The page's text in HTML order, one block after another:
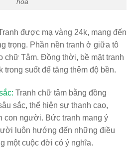
được mạ vàng 24k, mang đến
trọng. Phần nền tranh ở giữa tô
chữ Tâm. Đồng thời, bề mặt tranh
suốt để tăng thêm độ bền.
Tranh chữ tâm bằng đồng
sắc, thể hiện sự thanh cao,
con người. Bức tranh mang ý
luôn hướng đến những điều
một cuộc đời có ý nghĩa.